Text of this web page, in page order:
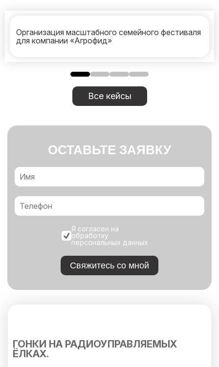
Организация масштабного семейного фестиваля
для компании «Агрофид»
Все кейсы
ОСТАВЬТЕ ЗАЯВКУ
Я согласен на
обработку
персональных данных
Свяжитесь со мной
ГОНКИ НА РАДИОУПРАВЛЯЕМЫХ
ЁЛКАХ.